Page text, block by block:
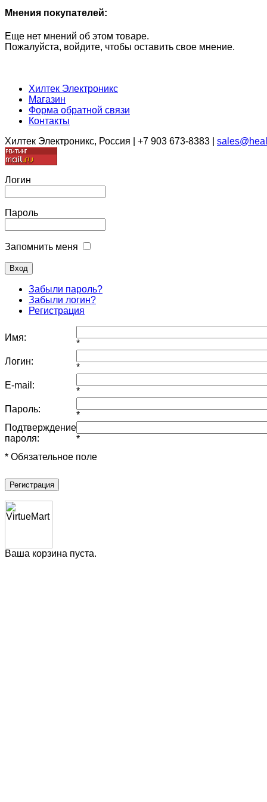
Мнения покупателей:
Еще нет мнений об этом товаре.
Пожалуйста, войдите, чтобы оставить свое мнение.
Хилтек Электроникс
Магазин
Форма обратной связи
Контакты
Хилтек Электроникс, Россия | +7 903 673-8383 |
Логин
Пароль
Запомнить меня
Забыли пароль?
Забыли логин?
Регистрация
Имя:
*
Логин:
*
E-mail:
*
Пароль:
*
Подтверждение
пароля:
*
* Обязательное поле
Регистрация
Ваша корзина пуста.